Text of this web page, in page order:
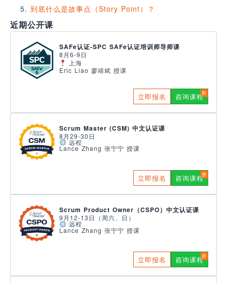
到底什么是故事点（Story Point）？
近期公开课
SAFe认证-SPC SAFe认证培训师导师课
8月6-9日
上海
Eric Liao 廖靖斌 授课
立即报名 咨询课程
Scrum Master (CSM) 中文认证课
8月29-30日
远程
Lance Zhang 张宁宁 授课
立即报名 咨询课程
Scrum Product Owner（CSPO）中文认证课
9月12-13日（周六、日）
远程
Lance Zhang 张宁宁 授课
立即报名 咨询课程